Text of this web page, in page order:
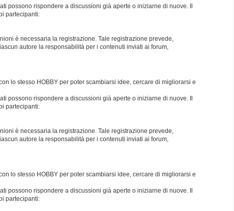
possono rispondere a discussioni già aperte o iniziarne di nuove. Il
partecipanti:
è necessaria la registrazione. Tale registrazione prevede,
autore la responsabilità per i contenuti inviati ai forum,
lo stesso HOBBY per poter scambiarsi idee, cercare di migliorarsi e
possono rispondere a discussioni già aperte o iniziarne di nuove. Il
partecipanti:
è necessaria la registrazione. Tale registrazione prevede,
autore la responsabilità per i contenuti inviati ai forum,
lo stesso HOBBY per poter scambiarsi idee, cercare di migliorarsi e
possono rispondere a discussioni già aperte o iniziarne di nuove. Il
partecipanti: